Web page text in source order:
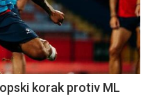
korak protiv ML